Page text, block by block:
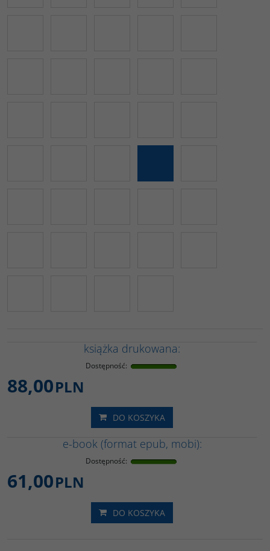
książka drukowana:
Dostępność:
88,00PLN
DO KOSZYKA
e-book (format epub, mobi):
Dostępność:
61,00PLN
DO KOSZYKA